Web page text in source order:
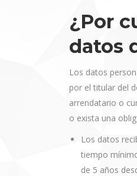
¿Por
datos
Los datos
por el titular del
arrendatario o
o exista una
Los datos
tiempo
de 5 años